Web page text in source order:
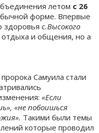
летом с 26
форме. Впервые
здоровья с.Высокого
отдыха и общения, но а
Самуила стали
«Если
«не побоишься
Такими были темы
которые проводил